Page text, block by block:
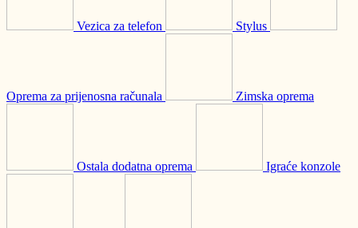
Vezica za telefon Stylus
Oprema za prijenosna računala Zimska oprema
Ostala dodatna oprema Igraće konzole